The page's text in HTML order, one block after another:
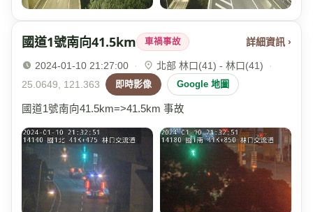
國道1號南向41.5km 車禍事故 詳細資訊 ›
2024-01-10 21:27:00 · 北部 林口(41) - 林口(41)
·
25.0649, 121.363
即時影像 Google 地圖
國道1號南向41.5km=>41.5km 事故